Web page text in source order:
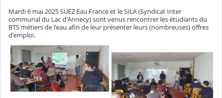
Mardi 6 mai 2025 SUEZ Eau France et le SILA (Syndicat Inter
communal du Lac d'Annecy) sont venus rencontrer les étudiants du
BTS métiers de l'eau afin de leur présenter leurs (nombreuses) offres
d'emploi.